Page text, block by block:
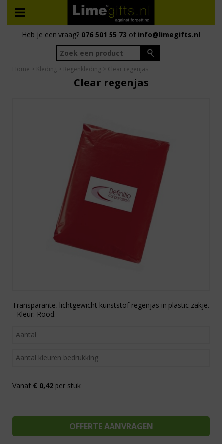
Heb je een vraag? 076 501 55 73 of info@limegifts.nl
Home > Kleding > Regenkleding > Clear regenjas
Clear regenjas
Transparante, lichtgewicht kunststof regenjas in plastic zakje.
- Kleur: Rood.
Vanaf € 0,42 per stuk